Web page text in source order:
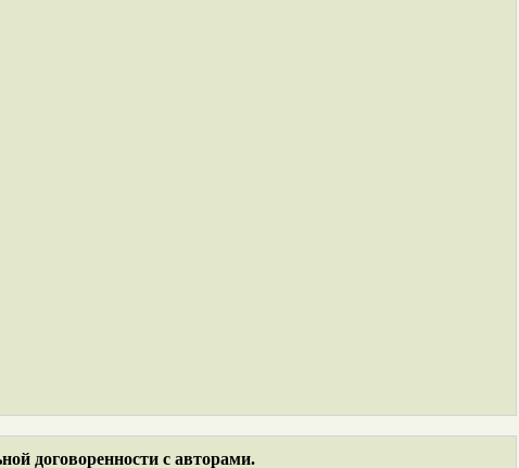
договоренности с авторами.